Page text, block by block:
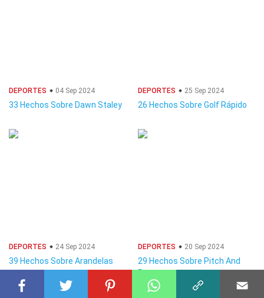
DEPORTES 04 Sep 2024
33 Hechos Sobre Dawn Staley
DEPORTES 25 Sep 2024
26 Hechos Sobre Golf Rápido
DEPORTES 24 Sep 2024
39 Hechos Sobre Arandelas
DEPORTES 20 Sep 2024
29 Hechos Sobre Pitch And
Putt